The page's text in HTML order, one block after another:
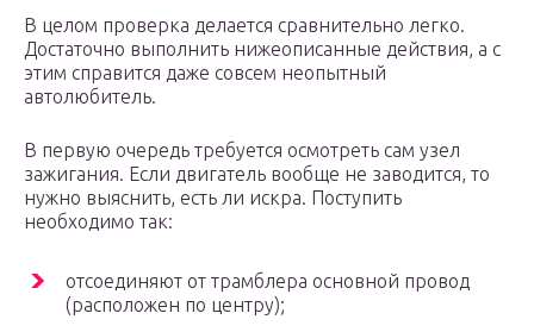
В целом проверка делается сравнительно легко.
Достаточно выполнить нижеописанные действия, а с
этим справится даже совсем неопытный
автолюбитель.
В первую очередь требуется осмотреть сам узел
зажигания. Если двигатель вообще не заводится, то
нужно выяснить, есть ли искра. Поступить
необходимо так:
отсоединяют от трамблера основной провод
(расположен по центру);